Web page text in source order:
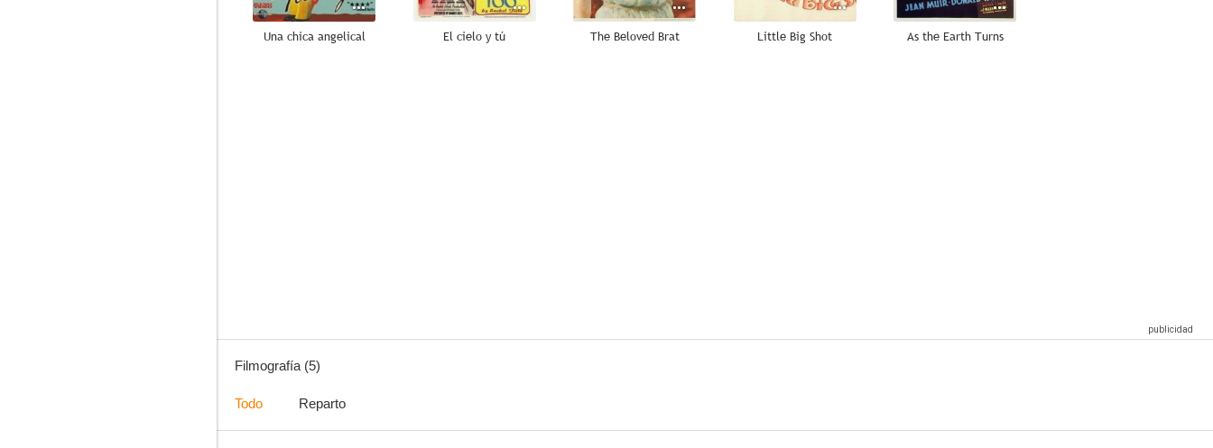
Una chica angelical El cielo y tú The Beloved Brat Little Big Shot As the Earth Turns
Filmografía (5)
Todo Reparto